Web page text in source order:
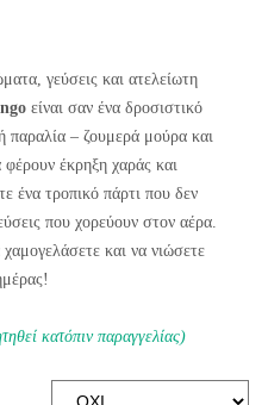
γεύσεις και ατελείωτη
είναι σαν ένα δροσιστικό
παραλία – ζουμερά μούρα και
φέρουν έκρηξη χαράς και
ένα τροπικό πάρτι που δεν
που χορεύουν στον αέρα.
και να νιώσετε
κατόπιν παραγγελίας)